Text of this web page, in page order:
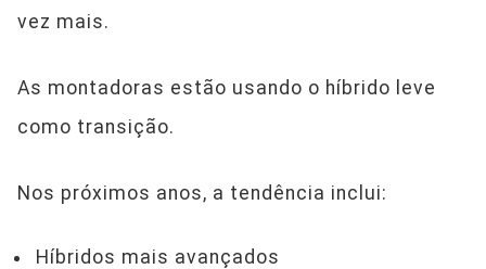
vez mais.
As montadoras estão usando o híbrido leve
como transição.
Nos próximos anos, a tendência inclui:
Híbridos mais avançados